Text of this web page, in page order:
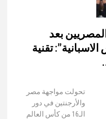
بعد
تقنية
تحولت مواجهة مصر
والأرجنتين في دور
الـ16 من كأس العالم